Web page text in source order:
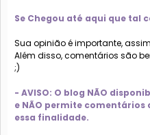
Se Chegou até aqui que tal
Sua opinião é importante,
Além disso, comentários são
;)
- AVISO: O blog NÃO
e NÃO permite
essa finalidade.